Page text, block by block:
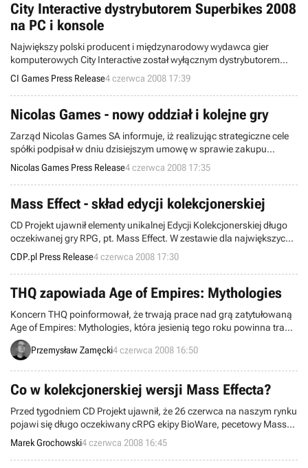
City Interactive dystrybutorem Superbikes 2008
na PC i konsole
Największy polski producent i międzynarodowy wydawca gier
komputerowych City Interactive został wyłącznym dystrybutorem
wyścigów motocyklowych Superbikes 2008 na terenie Europy
Środkowo-Wschodniej (Polski, Węgier, Czech, Słowacji, Słowenii,
Chorwacji, Serbii i Czarnogóry oraz Rumunii). Tytuł zostanie wydany
zarówno na konsole (Xbox 360, PS3, PS2 oraz przenośną PSP) jak i
CI Games Press Release4 czerwca 2008 17:39
Nicolas Games - nowy oddział i kolejne gry
Zarząd Nicolas Games SA informuje, iż realizując strategiczne cele
spółki podpisał w dniu dzisiejszym umowę w sprawie zakupu
przedsiębiorstwa spółki Games Interactive wraz z marką Games
Interactive. Zakup zorganizowanego przedsiębiorstwa jest
realizowany w ramach podpisanego wcześniej listu intencyjnego.
Nicolas Games Press Release4 czerwca 2008 17:35
Mass Effect - skład edycji kolekcjonerskiej
CD Projekt ujawnił elementy unikalnej Edycji Kolekcjonerskiej długo
oczekiwanej gry RPG, pt. Mass Effect. W zestawie dla największych
fanów tej zrealizowanej z iście filmowym rozmachem fabularnej
produkcji znajdują się:
CDP.pl Press Release4 czerwca 2008 17:30
THQ zapowiada Age of Empires: Mythologies
Koncern THQ poinformował, że trwają prace nad grą zatytułowaną
Age of Empires: Mythologies, która jesienią tego roku powinna trafić
do posiadaczy konsolki Nintendo DS.
Przemysław Zamęcki4 czerwca 2008 16:50
Co w kolekcjonerskiej wersji Mass Effecta?
Przed tygodniem CD Projekt ujawnił, że 26 czerwca na naszym rynku
pojawi się długo oczekiwany cRPG ekipy BioWare, pecetowy Mass
Effect. Od samego początku wiadomym było, że produkt trafi do
polskich sklepów w dwóch edycjach – standardowej i
kolekcjonerskiej. Dzisiaj poznaliśmy zawartość drugiej z nich.
Marek Grochowski4 czerwca 2008 16:45